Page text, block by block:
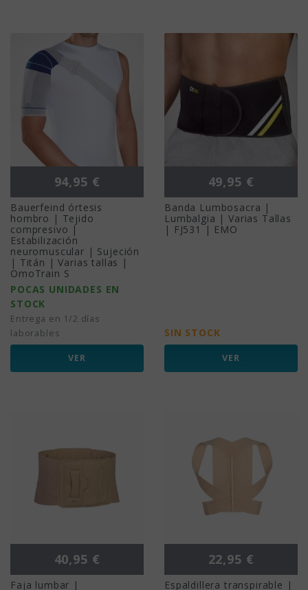
Precio
94,95 €
Bauerfeind órtesis
hombro | Tejido
compresivo |
Estabilización
neuromuscular | Sujeción
| Titán | Varias tallas |
OmoTrain S
POCAS UNIDADES EN
STOCK
Entrega en 1/2 días
laborables
VER
Precio
49,95 €
Banda Lumbosacra |
Lumbalgia | Varias Tallas
| FJ531 | EMO
SIN STOCK
VER
Precio
40,95 €
Faja lumbar |
Precio
22,95 €
Espaldillera transpirable |